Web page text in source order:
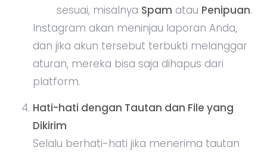
sesuai, misalnya Spam atau Penipuan.
Instagram akan meninjau laporan Anda,
dan jika akun tersebut terbukti melanggar
aturan, mereka bisa saja dihapus dari
platform.
Hati-hati dengan Tautan dan File yang
Dikirim
Selalu berhati-hati jika menerima tautan